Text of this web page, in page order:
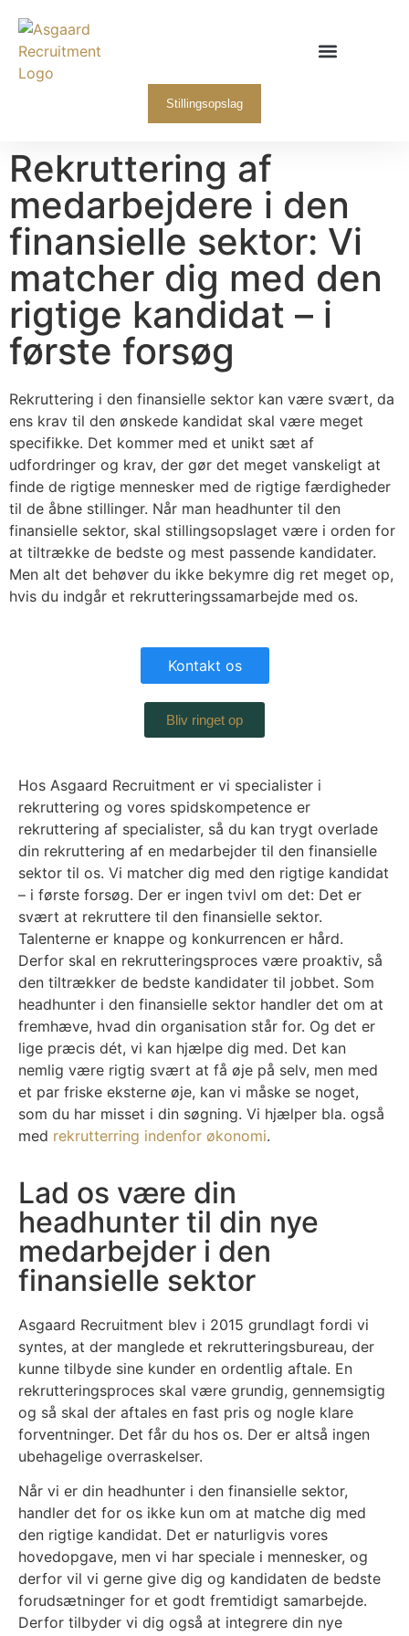
Stillingsopslag
Rekruttering af
medarbejdere i den
finansielle sektor: Vi
matcher dig med den
rigtige kandidat – i
første forsøg ​
Rekruttering i den finansielle sektor kan være svært, da
ens krav til den ønskede kandidat skal være meget
specifikke. Det kommer med et unikt sæt af
udfordringer og krav, der gør det meget vanskeligt at
finde de rigtige mennesker med de rigtige færdigheder
til de åbne stillinger. Når man headhunter til den
finansielle sektor, skal stillingsopslaget være i orden for
at tiltrække de bedste og mest passende kandidater.
Men alt det behøver du ikke bekymre dig ret meget op,
hvis du indgår et rekrutteringssamarbejde med os.
Kontakt os
Bliv ringet op
Hos Asgaard Recruitment er vi specialister i
rekruttering og vores spidskompetence er
rekruttering af specialister, så du kan trygt overlade
din rekruttering af en medarbejder til den finansielle
sektor til os. Vi matcher dig med den rigtige kandidat
– i første forsøg. Der er ingen tvivl om det: Det er
svært at rekruttere til den finansielle sektor.
Talenterne er knappe og konkurrencen er hård.
Derfor skal en rekrutteringsproces være proaktiv, så
den tiltrækker de bedste kandidater til jobbet. Som
headhunter i den finansielle sektor handler det om at
fremhæve, hvad din organisation står for. Og det er
lige præcis dét, vi kan hjælpe dig med. Det kan
nemlig være rigtig svært at få øje på selv, men med
et par friske eksterne øje, kan vi måske se noget,
som du har misset i din søgning. Vi hjælper bla. også
med rekrutterring indenfor økonomi.
Lad os være din
headhunter til din nye
medarbejder i den
finansielle sektor​
Asgaard Recruitment blev i 2015 grundlagt fordi vi
syntes, at der manglede et rekrutteringsbureau, der
kunne tilbyde sine kunder en ordentlig aftale. En
rekrutteringsproces skal være grundig, gennemsigtig
og så skal der aftales en fast pris og nogle klare
forventninger. Det får du hos os. Der er altså ingen
ubehagelige overraskelser.
Når vi er din headhunter i den finansielle sektor,
handler det for os ikke kun om at matche dig med
den rigtige kandidat. Det er naturligvis vores
hovedopgave, men vi har speciale i mennesker, og
derfor vil vi gerne give dig og kandidaten de bedste
forudsætninger for et godt fremtidigt samarbejde.
Derfor tilbyder vi dig også at integrere din nye